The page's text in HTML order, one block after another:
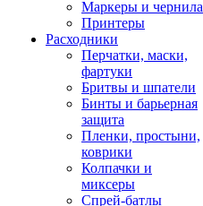
Маркеры и чернила
Принтеры
Расходники
Перчатки, маски,
фартуки
Бритвы и шпатели
Бинты и барьерная
защита
Пленки, простыни,
коврики
Колпачки и
миксеры
Спрей-батлы